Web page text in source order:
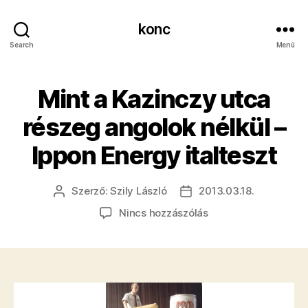
Search
konc
Menü
Mint a Kazinczy utca
részeg angolok nélkül –
Ippon Energy italteszt
Bejegyzés
Szerző:Szily László
Bejegyzés
dátuma
2013.03.18.
Nincs hozzászólása(z)